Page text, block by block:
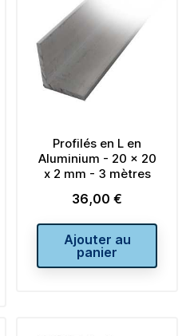
Profilés en L en
Aluminium - 20 x 20
x 2 mm - 3 mètres
Prix
36,00 €
Ajouter au
panier